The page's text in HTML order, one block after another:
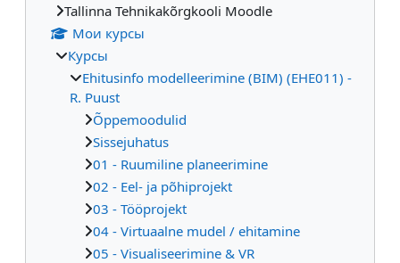
Tallinna Tehnikakõrgkooli Moodle
Мои курсы
Курсы
Ehitusinfo modelleerimine (BIM) (EHE011) -
R. Puust
Õppemoodulid
Sissejuhatus
01 - Ruumiline planeerimine
02 - Eel- ja põhiprojekt
03 - Tööprojekt
04 - Virtuaalne mudel / ehitamine
05 - Visualiseerimine & VR